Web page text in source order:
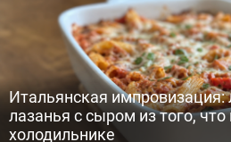
Итальянская
лазанья с сыром из того,
холодильнике